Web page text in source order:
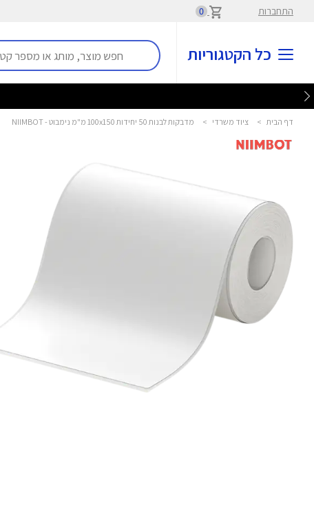
התחברות 0
כל הקטגוריות
דף הבית > ציוד משרדי > מדבקות לבנות 50 יחידות 100x150 מ"מ נימבוט - NIIMBOT